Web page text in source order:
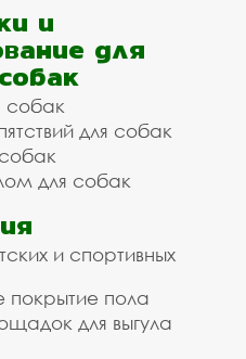
и
для
собак
для собак
для собак
и спортивных
пола
для выгула